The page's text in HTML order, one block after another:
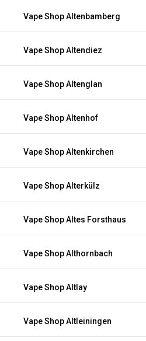
Vape Shop Altenbamberg
Vape Shop Altendiez
Vape Shop Altenglan
Vape Shop Altenhof
Vape Shop Altenkirchen
Vape Shop Alterkülz
Vape Shop Altes Forsthaus
Vape Shop Althornbach
Vape Shop Altlay
Vape Shop Altleiningen